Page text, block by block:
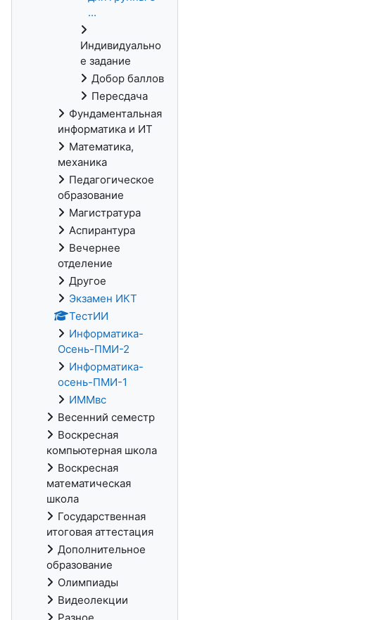
...
Индивидуально
е задание
Добор баллов
Пересдача
Фундаментальная
информатика и ИТ
Математика,
механика
Педагогическое
образование
Магистратура
Аспирантура
Вечернее
отделение
Другое
Экзамен ИКТ
ТестИИ
Информатика-
Осень-ПМИ-2
Информатика-
осень-ПМИ-1
ИММвс
Весенний семестр
Воскресная
компьютерная школа
Воскресная
математическая
школа
Государственная
итоговая аттестация
Дополнительное
образование
Олимпиады
Видеолекции